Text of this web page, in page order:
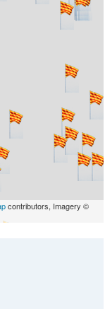
contributors, Imagery ©